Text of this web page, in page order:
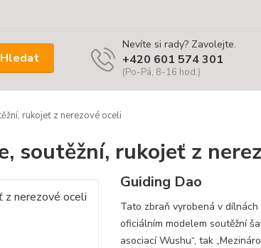
Hledat
Nevíte si rady? Zavolejte.
+420 601 574 301
(Po-Pá, 8-16 hod.)
rukojeť z nerezové oceli
soutěžní, rukojeť z
Guiding Dao
Tato zbraň vyrobená v
oficiálním modelem soutěžní
asociací Wushu“, tak